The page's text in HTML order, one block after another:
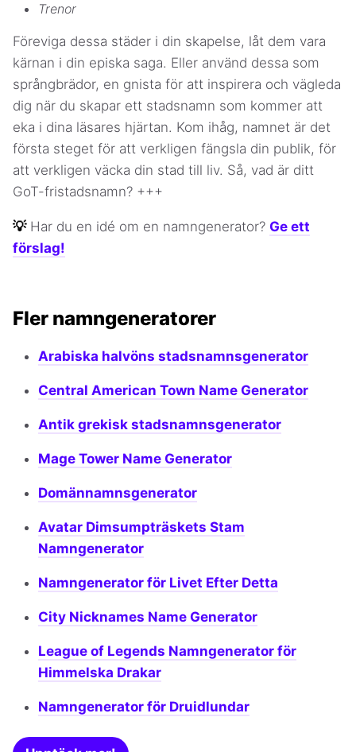
Trenor
Föreviga dessa städer i din skapelse, låt dem vara
kärnan i din episka saga. Eller använd dessa som
språngbrädor, en gnista för att inspirera och vägleda
dig när du skapar ett stadsnamn som kommer att
eka i dina läsares hjärtan. Kom ihåg, namnet är det
första steget för att verkligen fängsla din publik, för
att verkligen väcka din stad till liv. Så, vad är ditt
GoT-fristadsnamn? +++
💡 Har du en idé om en namngenerator? Ge ett
förslag!
Fler namngeneratorer
Arabiska halvöns stadsnamnsgenerator
Central American Town Name Generator
Antik grekisk stadsnamnsgenerator
Mage Tower Name Generator
Domännamnsgenerator
Avatar Dimsumpträskets Stam
Namngenerator
Namngenerator för Livet Efter Detta
City Nicknames Name Generator
League of Legends Namngenerator för
Himmelska Drakar
Namngenerator för Druidlundar